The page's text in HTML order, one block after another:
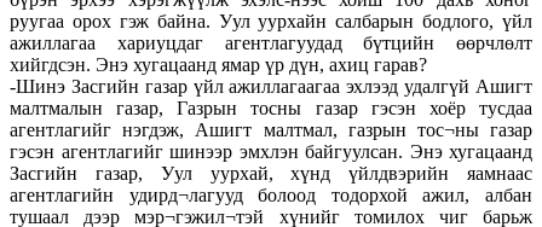
руугаа орох гэж байна. Уул уурхайн салбарын бодлого, үйл
ажиллагаа хариуцдаг агентлагуудад бүтцийн өөрчлөлт
хийгдсэн. Энэ хугацаанд ямар үр дүн, ахиц гарав?
-Шинэ Засгийн газар үйл ажиллагаагаа эхлээд удалгүй Ашигт
малтмалын газар, Газрын тосны газар гэсэн хоёр тусдаа
агентлагийг нэгдэж, Ашигт малтмал, газрын тос¬ны газар
гэсэн агентлагийг шинээр эмхлэн байгуулсан. Энэ хугацаанд
Засгийн газар, Уул уурхай, хүнд үйлдвэрийн яамнаас
агентлагийн удирд¬лагууд болоод тодорхой ажил, албан
тушаал дээр мэр¬гэжил¬тэй хүнийг томилох чиг барьж